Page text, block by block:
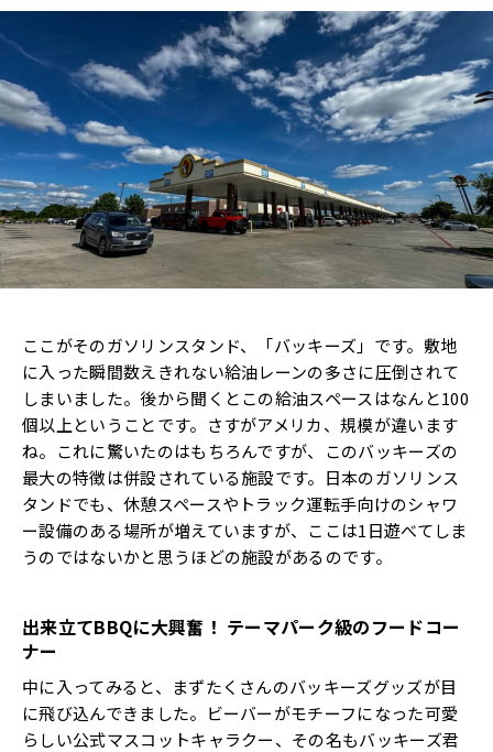
ここがそのガソリンスタンド、「バッキーズ」です。敷地
に入った瞬間数えきれない給油レーンの多さに圧倒されて
しまいました。後から聞くとこの給油スペースはなんと100
個以上ということです。さすがアメリカ、規模が違います
ね。これに驚いたのはもちろんですが、このバッキーズの
最大の特徴は併設されている施設です。日本のガソリンス
タンドでも、休憩スペースやトラック運転手向けのシャワ
ー設備のある場所が増えていますが、ここは1日遊べてしま
うのではないかと思うほどの施設があるのです。
出来立てBBQに大興奮！ テーマパーク級のフードコー
ナー
中に入ってみると、まずたくさんのバッキーズグッズが目
に飛び込んできました。ビーバーがモチーフになった可愛
らしい公式マスコットキャラクー、その名もバッキーズ君